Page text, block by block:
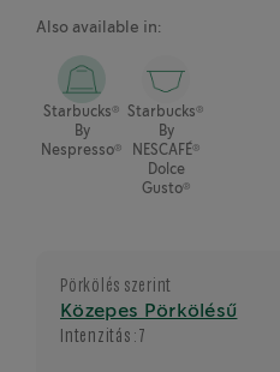
Also available in:
Starbucks®
By
Nespresso®
Starbucks®
By
NESCAFÉ®
Dolce
Gusto®
Pörkölés szerint
Közepes Pörkölésű
Intenzitás : 7